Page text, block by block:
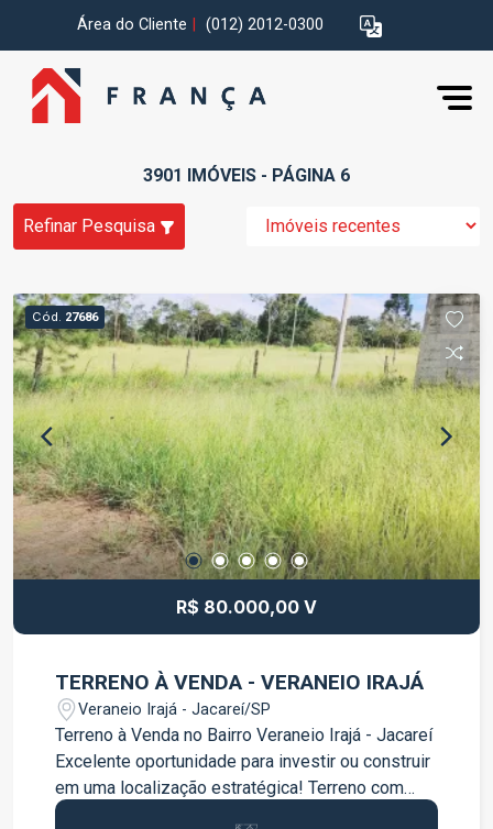
Área do Cliente (012) 2012-0300
3901 IMÓVEIS - PÁGINA 6
Refinar Pesquisa
Cód. 27686
R$ 80.000,00 V
TERRENO À VENDA - VERANEIO IRAJÁ
Veraneio Irajá - Jacareí/SP
Terreno à Venda no Bairro Veraneio Irajá - Jacareí
Excelente oportunidade para investir ou construir
em uma localização estratégica! Terreno com
337 m², situado no bairro Veraneio Irajá, em